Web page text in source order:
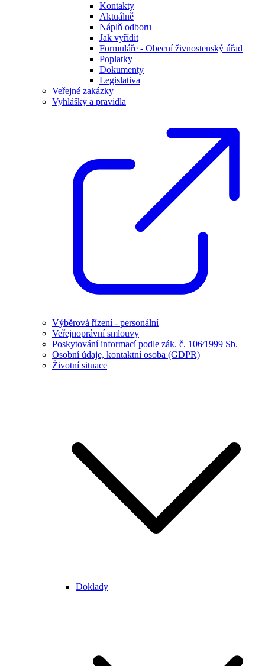
Kontakty
Aktuálně
Náplň odboru
Jak vyřídit
Formuláře - Obecní živnostenský úřad
Poplatky
Dokumenty
Legislativa
Veřejné zakázky
Vyhlášky a pravidla
Výběrová řízení - personální
Veřejnoprávní smlouvy
Poskytování informací podle zák. č. 106⁄1999 Sb.
Osobní údaje, kontaktní osoba (GDPR)
Životní situace
Doklady